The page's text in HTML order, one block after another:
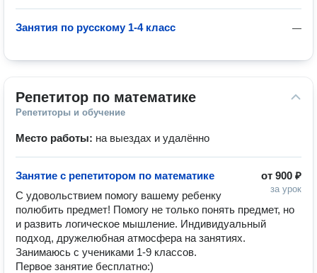
—
Занятия по русскому 1-4 класс
Репетитор по математике
Репетиторы и обучение
Место работы: на выездах и удалённо
от 900 ₽
за урок
Занятие с репетитором по математике
С удовольствием помогу вашему ребенку
полюбить предмет! Помогу не только понять предмет, но
и развить логическое мышление. Индивидуальный
подход, дружелюбная атмосфера на занятиях.
Занимаюсь с учениками 1-9 классов.
Первое занятие бесплатно:)